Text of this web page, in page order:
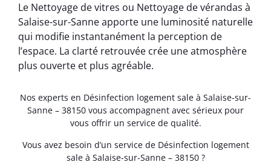
Le Nettoyage de vitres ou Nettoyage de vérandas à
Salaise-sur-Sanne apporte une luminosité naturelle
qui modifie instantanément la perception de
l’espace. La clarté retrouvée crée une atmosphère
plus ouverte et plus agréable.
Nos experts en Désinfection logement sale à Salaise-sur-
Sanne – 38150 vous accompagnent avec sérieux pour
vous offrir un service de qualité.
Vous avez besoin d’un service de Désinfection logement
sale à Salaise-sur-Sanne – 38150 ?